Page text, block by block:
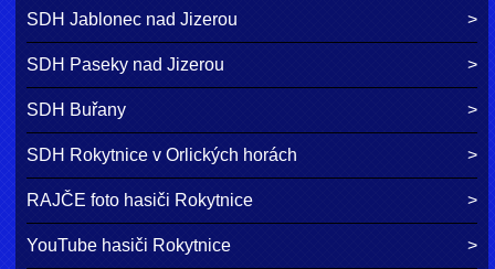
SDH Jablonec nad Jizerou
SDH Paseky nad Jizerou
SDH Buřany
SDH Rokytnice v Orlických horách
RAJČE foto hasiči Rokytnice
YouTube hasiči Rokytnice